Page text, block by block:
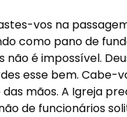
vos na
como pano de
não é impossível.
esse bem. Cabe-
mãos. A Igreja
de funcionários